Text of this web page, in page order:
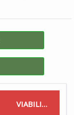
VIABILIDAD